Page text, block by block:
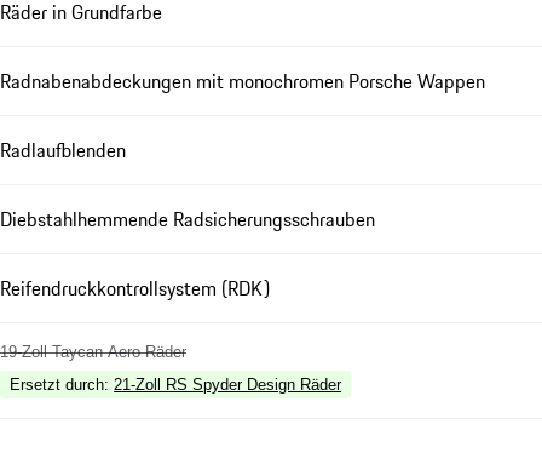
Räder in Grundfarbe
Radnabenabdeckungen mit monochromen Porsche Wappen
Radlaufblenden
Diebstahlhemmende Radsicherungsschrauben
Reifendruckkontrollsystem (RDK)
19-Zoll Taycan Aero Räder
Ersetzt durch: 21-Zoll RS Spyder Design Räder